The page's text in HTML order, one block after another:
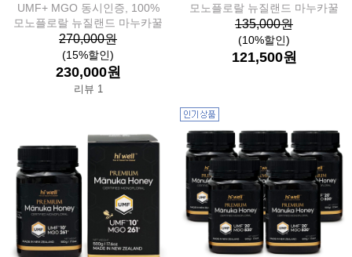
UMF+ MGO 동시인증, 100%
모노플로랄 뉴질랜드 마누카꿀
270,000원
(15%할인)
230,000원
리뷰 1
모노플로랄 뉴질랜드 마누카꿀
135,000원
(10%할인)
121,500원